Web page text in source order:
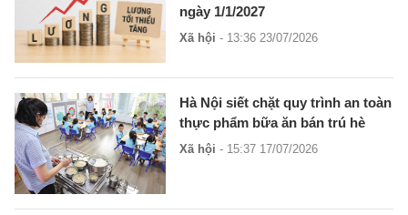
ngày 1/1/2027
Xã hội - 13:36 23/07/2026
Hà Nội siết chặt quy trình an toàn
thực phẩm bữa ăn bán trú hè
Xã hội - 15:37 17/07/2026